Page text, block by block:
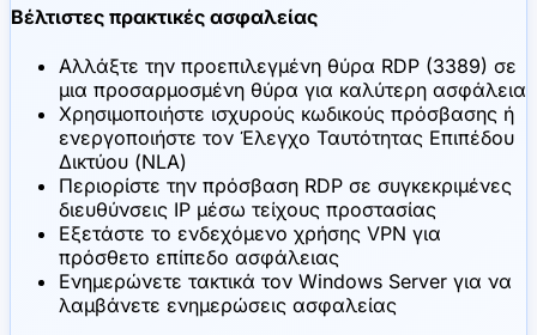
Βέλτιστες πρακτικές ασφαλείας
Αλλάξτε την προεπιλεγμένη θύρα RDP (3389) σε
μια προσαρμοσμένη θύρα για καλύτερη ασφάλεια
Χρησιμοποιήστε ισχυρούς κωδικούς πρόσβασης ή
ενεργοποιήστε τον Έλεγχο Ταυτότητας Επιπέδου
Δικτύου (NLA)
Περιορίστε την πρόσβαση RDP σε συγκεκριμένες
διευθύνσεις IP μέσω τείχους προστασίας
Εξετάστε το ενδεχόμενο χρήσης VPN για
πρόσθετο επίπεδο ασφάλειας
Ενημερώνετε τακτικά τον Windows Server για να
λαμβάνετε ενημερώσεις ασφαλείας